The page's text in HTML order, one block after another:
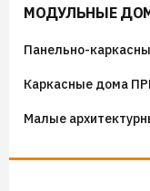
МОДУЛЬНЫЕ
Панельно-
Каркасные дома
Малые